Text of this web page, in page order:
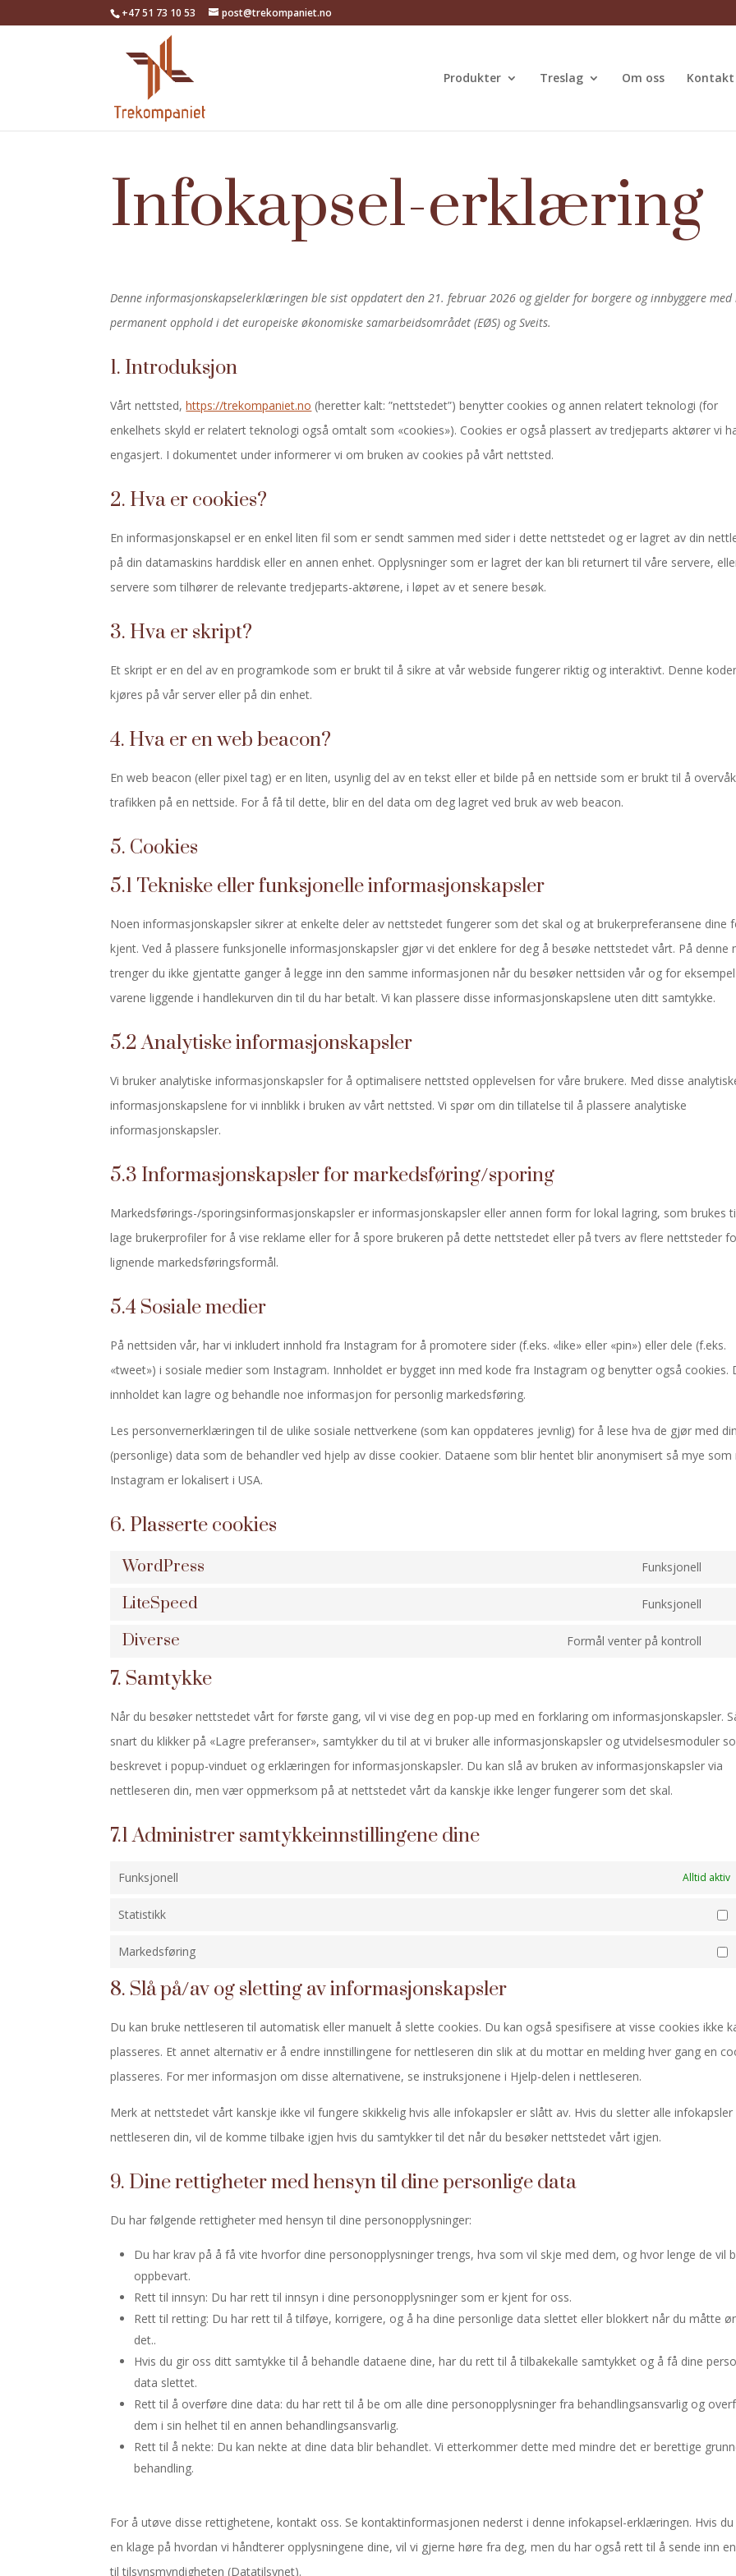
+47 51 73 10 53 post@trekompaniet.no
Produkter Treslag Om oss Kontakt
Infokapsel-erklæring
Denne informasjonskapselerklæringen ble sist oppdatert den 21. februar 2026 og gjelder for borgere og innbyggere med
permanent opphold i det europeiske økonomiske samarbeidsområdet (EØS) og Sveits.
1. Introduksjon
Vårt nettsted,https://trekompaniet.no (heretter kalt: ”nettstedet”) benytter cookies og annen relatert teknologi (for
enkelhets skyld er relatert teknologi også omtalt som «cookies»). Cookies er også plassert av tredjeparts aktører vi
engasjert. I dokumentet under informerer vi om bruken av cookies på vårt nettsted.
2. Hva er cookies?
En informasjonskapsel er en enkel liten fil som er sendt sammen med sider i dette nettstedet og er lagret av din
på din datamaskins harddisk eller en annen enhet. Opplysninger som er lagret der kan bli returnert til våre servere,
servere som tilhører de relevante tredjeparts-aktørene, i løpet av et senere besøk.
3. Hva er skript?
Et skript er en del av en programkode som er brukt til å sikre at vår webside fungerer riktig og interaktivt. Denne
kjøres på vår server eller på din enhet.
4. Hva er en web beacon?
En web beacon (eller pixel tag) er en liten, usynlig del av en tekst eller et bilde på en nettside som er brukt til å
trafikken på en nettside. For å få til dette, blir en del data om deg lagret ved bruk av web beacon.
5. Cookies
5.1 Tekniske eller funksjonelle informasjonskapsler
Noen informasjonskapsler sikrer at enkelte deler av nettstedet fungerer som det skal og at brukerpreferansene dine
kjent. Ved å plassere funksjonelle informasjonskapsler gjør vi det enklere for deg å besøke nettstedet vårt. På denne
trenger du ikke gjentatte ganger å legge inn den samme informasjonen når du besøker nettsiden vår og for
varene liggende i handlekurven din til du har betalt. Vi kan plassere disse informasjonskapslene uten ditt samtykke.
5.2 Analytiske informasjonskapsler
Vi bruker analytiske informasjonskapsler for å optimalisere nettsted opplevelsen for våre brukere. Med disse
informasjonskapslene for vi innblikk i bruken av vårt nettsted. Vi spør om din tillatelse til å plassere analytiske
informasjonskapsler.
5.3 Informasjonskapsler for markedsføring/sporing
Markedsførings-/sporingsinformasjonskapsler er informasjonskapsler eller annen form for lokal lagring, som brukes
lage brukerprofiler for å vise reklame eller for å spore brukeren på dette nettstedet eller på tvers av flere nettsteder
lignende markedsføringsformål.
5.4 Sosiale medier
På nettsiden vår, har vi inkludert innhold fra Instagram for å promotere sider (f.eks. «like» eller «pin») eller dele (f.eks.
«tweet») i sosiale medier som Instagram. Innholdet er bygget inn med kode fra Instagram og benytter også cookies.
innholdet kan lagre og behandle noe informasjon for personlig markedsføring.
Les personvernerklæringen til de ulike sosiale nettverkene (som kan oppdateres jevnlig) for å lese hva de gjør med
(personlige) data som de behandler ved hjelp av disse cookier. Dataene som blir hentet blir anonymisert så mye som
Instagram er lokalisert i USA.
6. Plasserte cookies
WordPress Funksjonell
LiteSpeed Funksjonell
Diverse Formål venter på kontroll
7. Samtykke
Når du besøker nettstedet vårt for første gang, vil vi vise deg en pop-up med en forklaring om informasjonskapsler.
snart du klikker på «Lagre preferanser», samtykker du til at vi bruker alle informasjonskapsler og utvidelsesmoduler
beskrevet i popup-vinduet og erklæringen for informasjonskapsler. Du kan slå av bruken av informasjonskapsler via
nettleseren din, men vær oppmerksom på at nettstedet vårt da kanskje ikke lenger fungerer som det skal.
7.1 Administrer samtykkeinnstillingene dine
Funksjonell Alltid aktiv
Statistikk
Markedsføring
8. Slå på/av og sletting av informasjonskapsler
Du kan bruke nettleseren til automatisk eller manuelt å slette cookies. Du kan også spesifisere at visse cookies ikke
plasseres. Et annet alternativ er å endre innstillingene for nettleseren din slik at du mottar en melding hver gang en
plasseres. For mer informasjon om disse alternativene, se instruksjonene i Hjelp-delen i nettleseren.
Merk at nettstedet vårt kanskje ikke vil fungere skikkelig hvis alle infokapsler er slått av. Hvis du sletter alle infokapsler
nettleseren din, vil de komme tilbake igjen hvis du samtykker til det når du besøker nettstedet vårt igjen.
9. Dine rettigheter med hensyn til dine personlige data
Du har følgende rettigheter med hensyn til dine personopplysninger:
Du har krav på å få vite hvorfor dine personopplysninger trengs, hva som vil skje med dem, og hvor lenge de vil
oppbevart.
Rett til innsyn: Du har rett til innsyn i dine personopplysninger som er kjent for oss.
Rett til retting: Du har rett til å tilføye, korrigere, og å ha dine personlige data slettet eller blokkert når du måtte
det..
Hvis du gir oss ditt samtykke til å behandle dataene dine, har du rett til å tilbakekalle samtykket og å få dine
data slettet.
Rett til å overføre dine data: du har rett til å be om alle dine personopplysninger fra behandlingsansvarlig og
dem i sin helhet til en annen behandlingsansvarlig.
Rett til å nekte: Du kan nekte at dine data blir behandlet. Vi etterkommer dette med mindre det er berettige
behandling.
For å utøve disse rettighetene, kontakt oss. Se kontaktinformasjonen nederst i denne infokapsel-erklæringen. Hvis
en klage på hvordan vi håndterer opplysningene dine, vil vi gjerne høre fra deg, men du har også rett til å sende inn
til tilsynsmyndigheten (Datatilsynet).